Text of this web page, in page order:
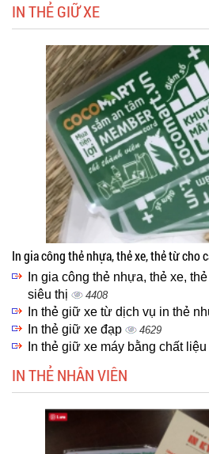
IN THẺ GIỮ XE
In gia công thẻ nhựa, thẻ xe, thẻ từ cho
In gia công thẻ nhựa, thẻ xe,
siêu thị
4408
In thẻ giữ xe từ dịch vụ in thẻ
In thẻ giữ xe đạp 4629
In thẻ giữ xe máy bằng chất
IN THẺ NHÂN VIÊN